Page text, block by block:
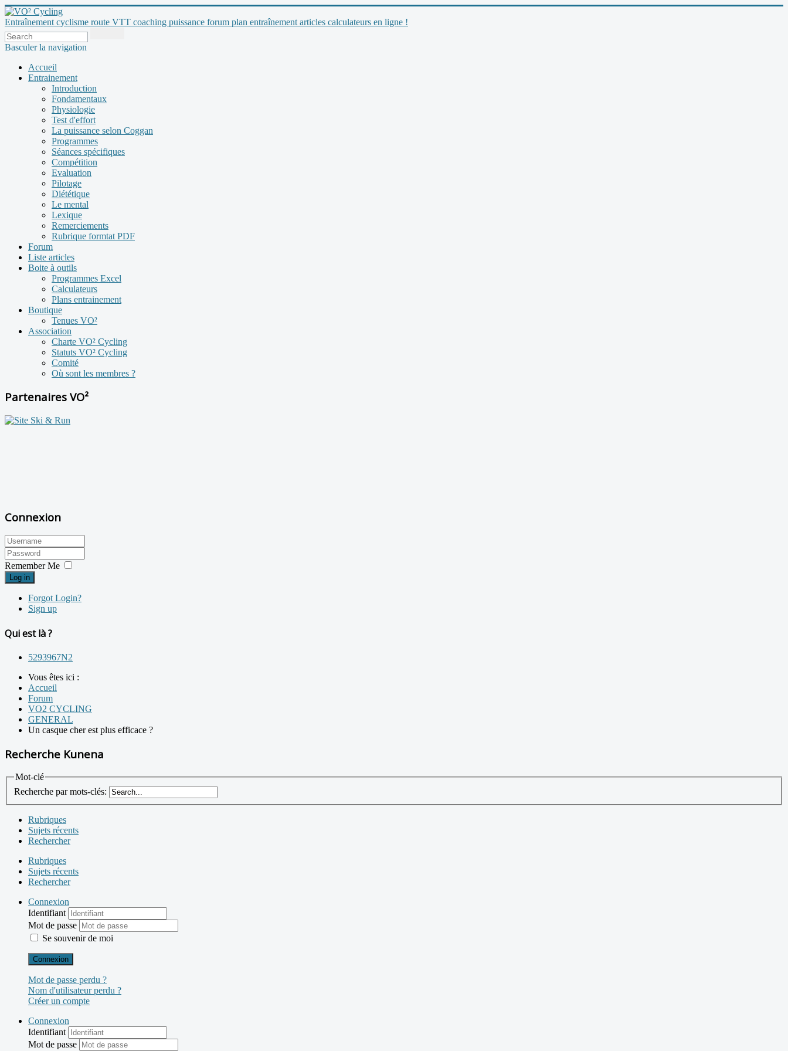
Entraînement cyclisme route VTT coaching puissance forum plan entraînement articles calculateurs en ligne !
Basculer la navigation
Accueil
Entrainement
Introduction
Fondamentaux
Physiologie
Test d'effort
La puissance selon Coggan
Programmes
Séances spécifiques
Compétition
Evaluation
Pilotage
Diététique
Le mental
Lexique
Remerciements
Rubrique formtat PDF
Forum
Liste articles
Boite à outils
Programmes Excel
Calculateurs
Plans entrainement
Boutique
Tenues VO²
Association
Charte VO² Cycling
Statuts VO² Cycling
Comité
Où sont les membres ?
Partenaires VO²
Connexion
Remember Me
Log in
Forgot Login?
Sign up
Qui est là ?
5293967N2
Vous êtes ici :
Accueil
Forum
VO2 CYCLING
GENERAL
Un casque cher est plus efficace ?
Recherche Kunena
Mot-clé
Recherche par mots-clés:
Rubriques
Sujets récents
Rechercher
Rubriques
Sujets récents
Rechercher
Connexion
Identifiant
Mot de passe
Se souvenir de moi
Connexion
Mot de passe perdu ?
Nom d'utilisateur perdu ?
Créer un compte
Connexion
Identifiant
Mot de passe